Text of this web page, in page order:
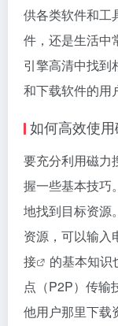
供各类软件和工
件，还是生活中
引擎高清中找到
和下载软件的用
如何高效使
要充分利用磁力
握一些基本技巧
地找到目标资源
资源，可以输入
接
的基本知识
点（P2P）传输
他用户那里下载